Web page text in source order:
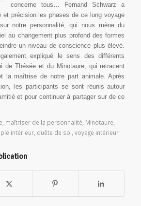
concerne tous… Fernand Schwarz a
et précision les phases de ce long voyage
notre personnalité, qui nous mène du
au changement plus profond des formes
un niveau de conscience plus élevé.
expliqué le sens des différents
de Thésée et du Minotaure, qui retracent
la maîtrise de notre part animale. Après
les participants se sont réunis autour
et pour continuer à partager sur de ce
maîtriser de la personnalité Minotaure
intérieur, quête de soi voyage intérieur